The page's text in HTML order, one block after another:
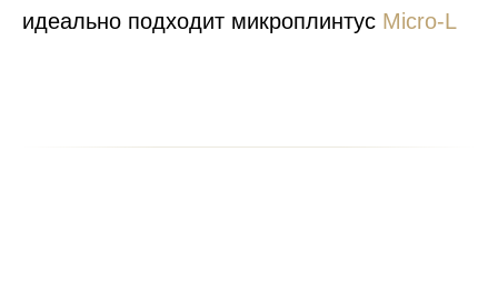
идеально подходит микроплинтус Micro-L